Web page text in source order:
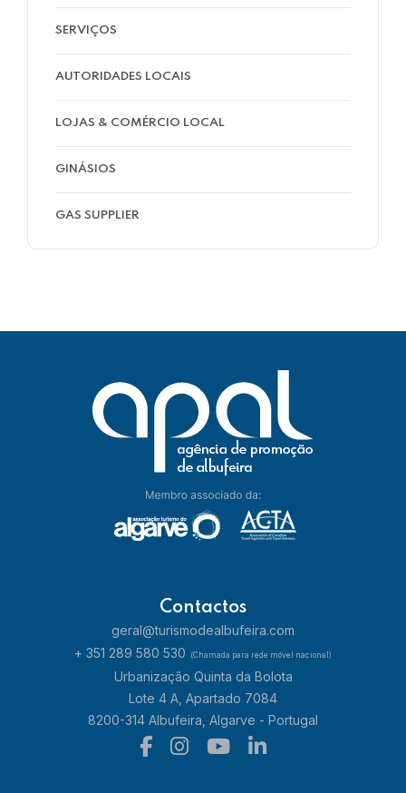
SERVIÇOS
AUTORIDADES LOCAIS
LOJAS & COMÉRCIO LOCAL
GINÁSIOS
GAS SUPPLIER
Contactos
geral@turismodealbufeira.com
+ 351 289 580 530
(Chamada para rede móvel nacional)
Urbanização Quinta da Bolota
Lote 4 A, Apartado 7084
8200-314 Albufeira, Algarve - Portugal